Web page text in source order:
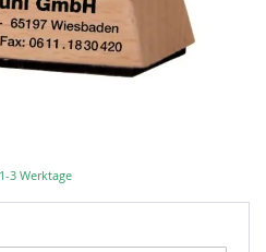
3 Werktage